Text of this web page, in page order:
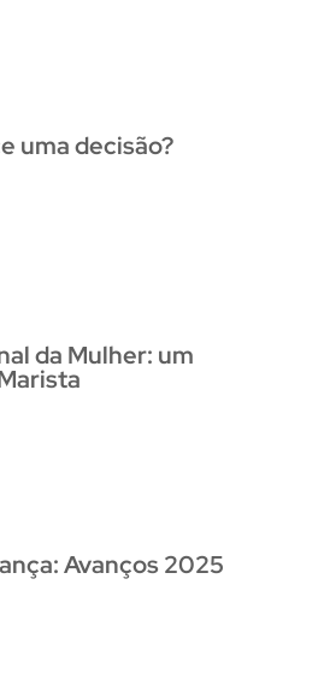
uma decisão?
da Mulher: um
Avanços 2025